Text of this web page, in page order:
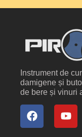
Instrument de
damigene și
de bere și vinuri